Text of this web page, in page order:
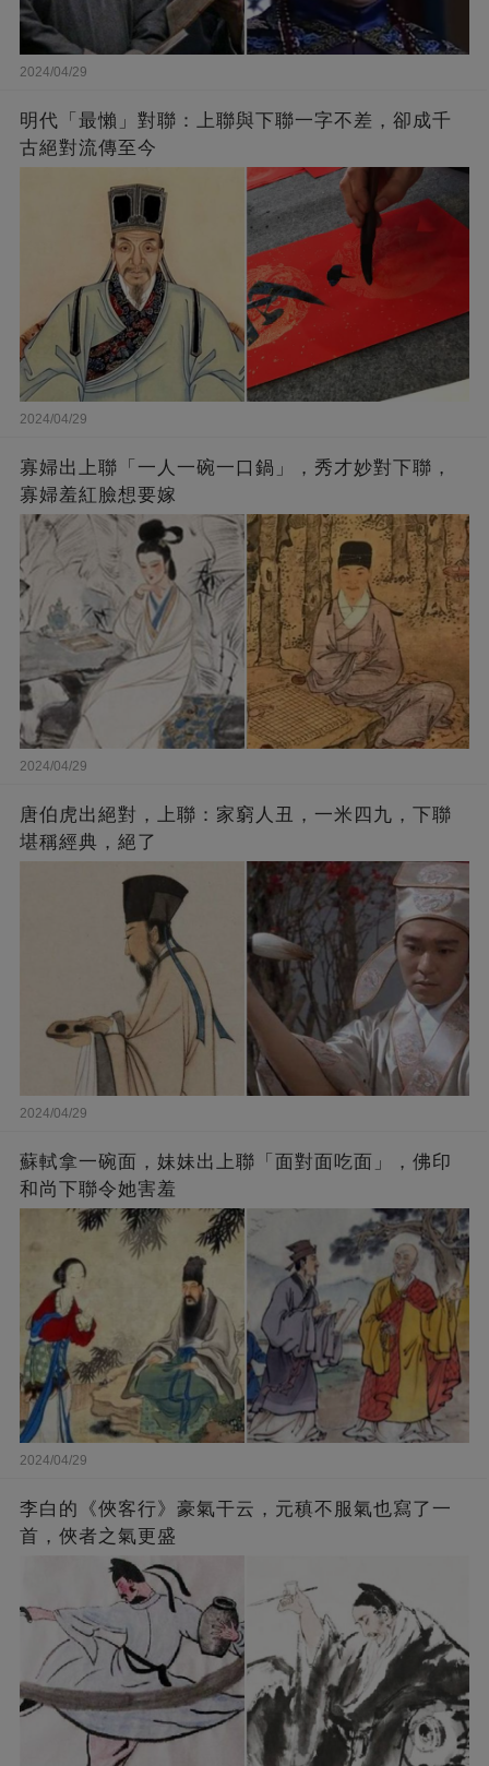
2024/04/29
明代「最懶」對聯：上聯與下聯一字不差，卻成千
古絕對流傳至今
2024/04/29
寡婦出上聯「一人一碗一口鍋」，秀才妙對下聯，
寡婦羞紅臉想要嫁
2024/04/29
唐伯虎出絕對，上聯：家窮人丑，一米四九，下聯
堪稱經典，絕了
2024/04/29
蘇軾拿一碗面，妹妹出上聯「面對面吃面」，佛印
和尚下聯令她害羞
2024/04/29
李白的《俠客行》豪氣干云，元稹不服氣也寫了一
首，俠者之氣更盛